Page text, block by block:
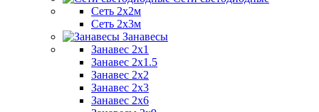
Сеть 2х2м
Сеть 2х3м
Занавесы
Занавес 2х1
Занавес 2х1.5
Занавес 2х2
Занавес 2х3
Занавес 2х6